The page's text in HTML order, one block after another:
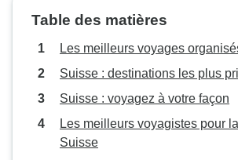
Table des matières
Les meilleurs voyages
Suisse : destinations les plus
Suisse : voyagez à votre façon
Les meilleurs voyagistes pour
Suisse